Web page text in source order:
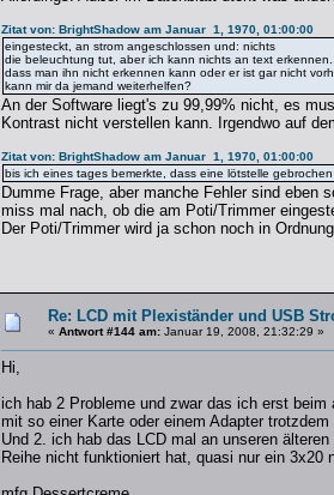
Zitat von: BrightShadow am Januar 1, 1970, 01:00:00
eingesteckt, an strom angeschlossen und: nichts
die beleuchtung tut, aber ich kann nichts an text
dass man ihn nicht erkennen kann oder er ist gar nicht
kann mir da jemand weiterhelfen?
An der Software liegt's zu 99,99% nicht, es
Kontrast nicht verstellen kann. Irgendwo auf
Zitat von: BrightShadow am Januar 1, 1970, 01:00:00
bis ich eines tages bemerkte, dass eine lötstelle
Dumme Frage, aber manche Fehler sind eben
miss mal nach, ob die am Poti/Trimmer
Der Poti/Trimmer wird ja schon noch in
Re: LCD mit Plexiständer und USB
« Antwort #144 am: Januar 19, 2008, 21:32:29 »
Hi,
ich hab 2 Probleme und zwar das ich erst
mit so einer Karte oder einem Adapter
Und 2. ich hab das LCD mal an unseren
Reihe nicht funktioniert hat, quasi nur ein